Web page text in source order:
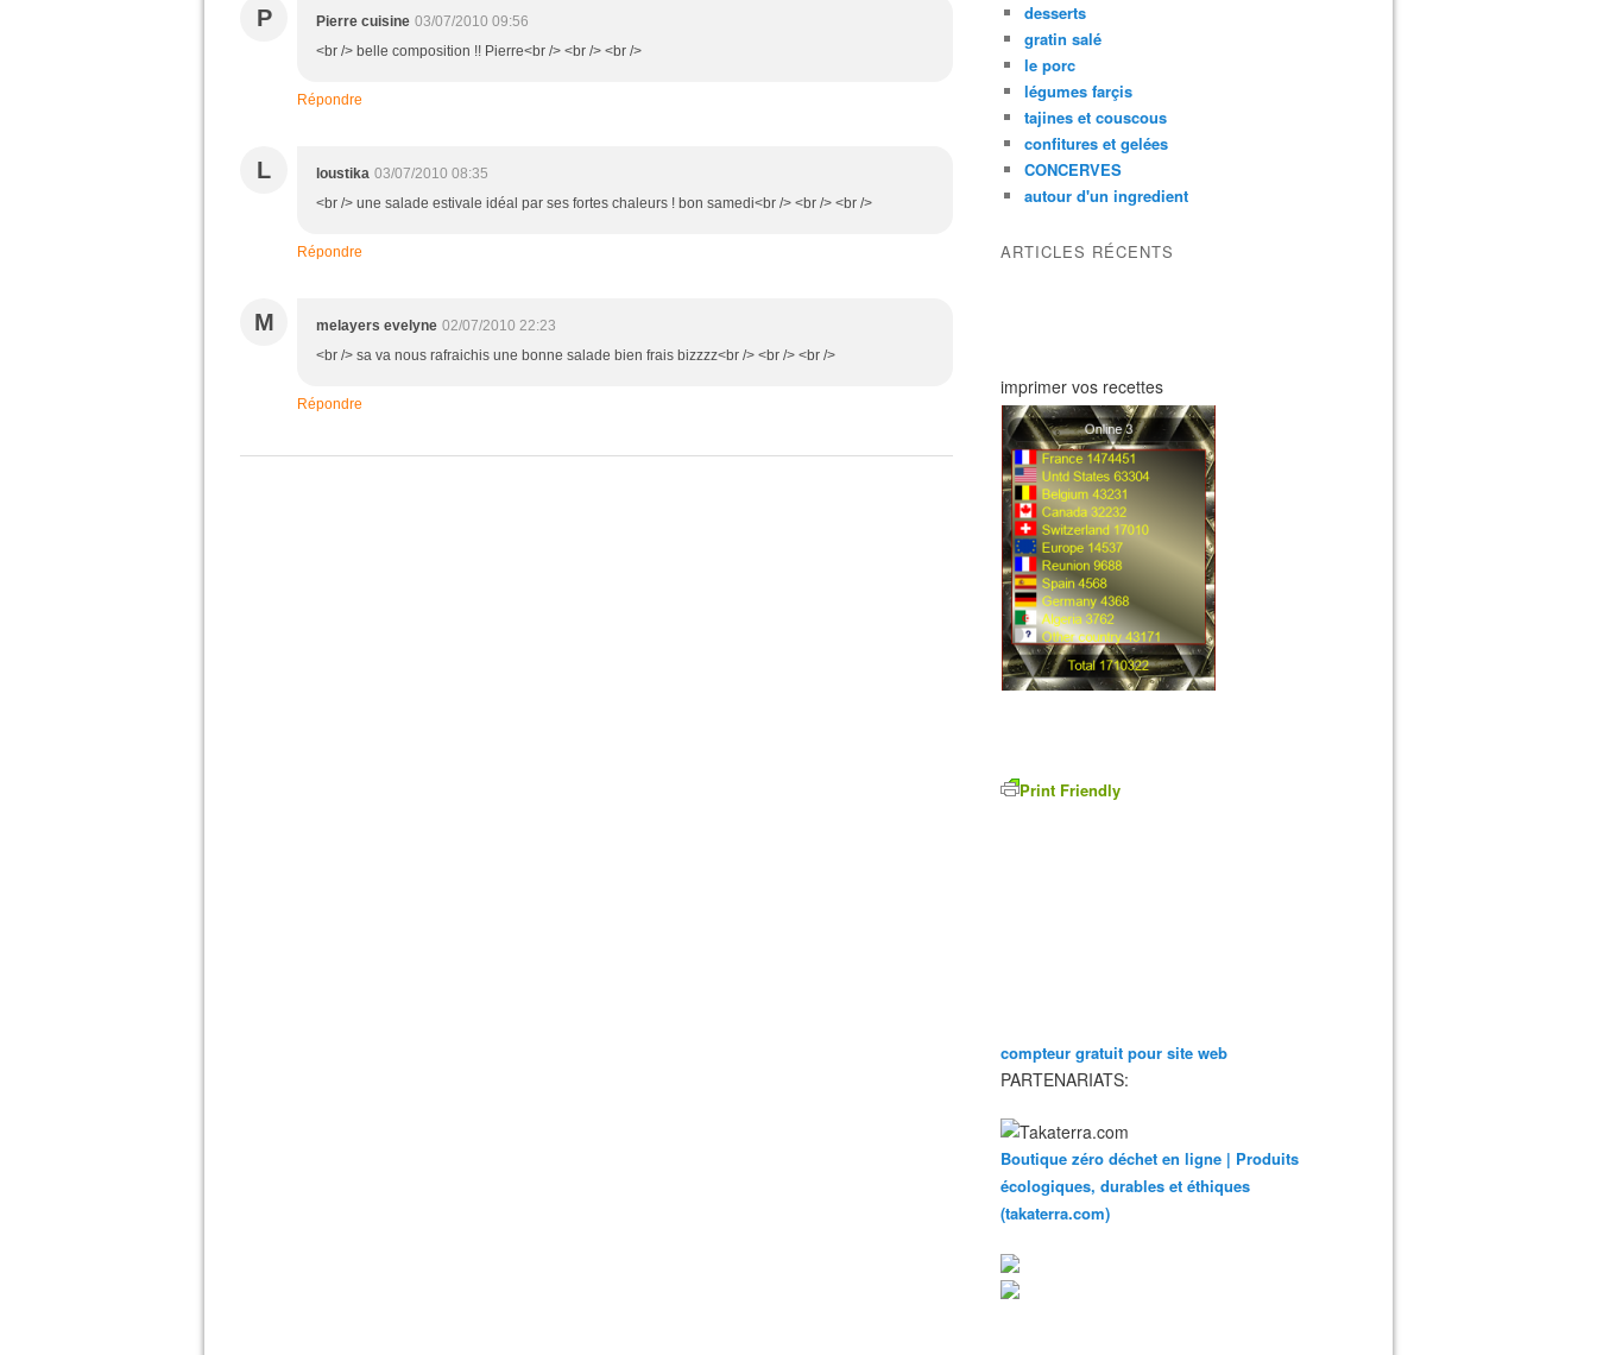
P Pierre cuisine 03/07/2010 09:56
<br /> belle composition !! Pierre<br /> <br /> <br />
Répondre
L loustika 03/07/2010 08:35
<br /> une salade estivale idéal par ses fortes chaleurs ! bon samedi<br /> <br /> <br />
Répondre
M melayers evelyne 02/07/2010 22:23
<br /> sa va nous rafraichis une bonne salade bien frais bizzzz<br /> <br /> <br />
Répondre
desserts
gratin salé
le porc
légumes farçis
tajines et couscous
confitures et gelées
CONCERVES
autour d'un ingredient
ARTICLES RÉCENTS
imprimer vos recettes
Print Friendly
compteur gratuit pour site web
PARTENARIATS:
Boutique zéro déchet en ligne | Produits
écologiques, durables et éthiques
(takaterra.com)